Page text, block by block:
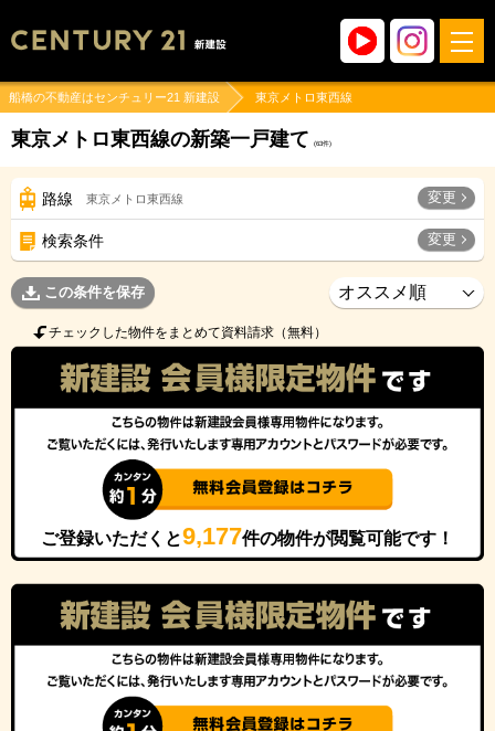
船橋の不動産はセンチュリー21 新建設 東京メトロ東西線
東京メトロ東西線の新築一戸建て (63件)
路線 東京メトロ東西線 変更
検索条件 変更
この条件を保存
チェックした物件をまとめて資料請求（無料）
ご登録いただくと9,177件の物件が閲覧可能です！